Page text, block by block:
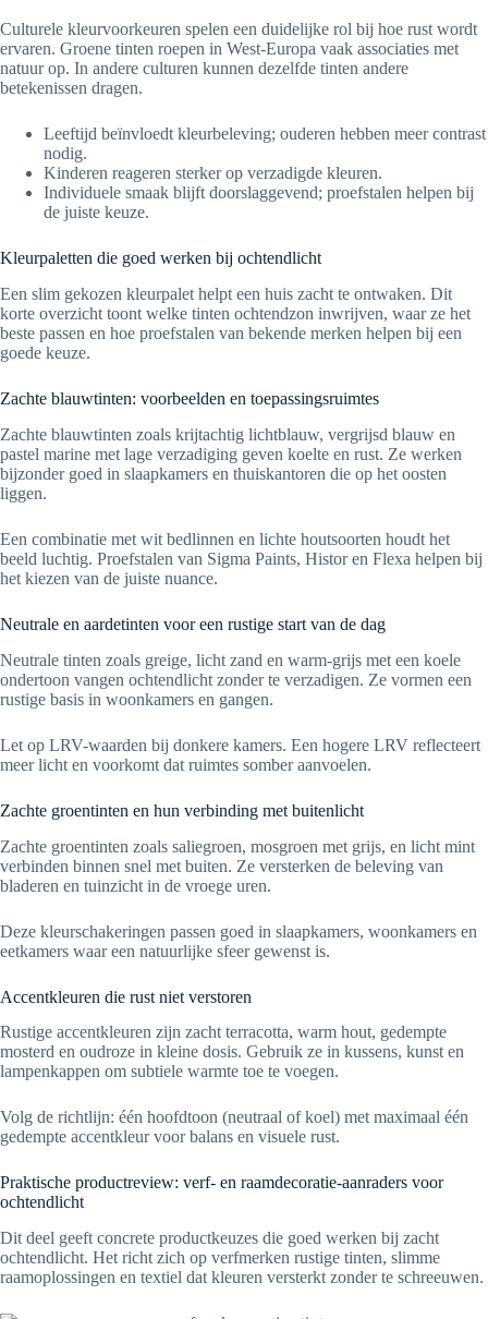
Culturele kleurvoorkeuren spelen een duidelijke rol bij hoe rust wordt
ervaren. Groene tinten roepen in West-Europa vaak associaties met
natuur op. In andere culturen kunnen dezelfde tinten andere
betekenissen dragen.
Leeftijd beïnvloedt kleurbeleving; ouderen hebben meer contrast
nodig.
Kinderen reageren sterker op verzadigde kleuren.
Individuele smaak blijft doorslaggevend; proefstalen helpen bij
de juiste keuze.
Kleurpaletten die goed werken bij ochtendlicht
Een slim gekozen kleurpalet helpt een huis zacht te ontwaken. Dit
korte overzicht toont welke tinten ochtendzon inwrijven, waar ze het
beste passen en hoe proefstalen van bekende merken helpen bij een
goede keuze.
Zachte blauwtinten: voorbeelden en toepassingsruimtes
Zachte blauwtinten zoals krijtachtig lichtblauw, vergrijsd blauw en
pastel marine met lage verzadiging geven koelte en rust. Ze werken
bijzonder goed in slaapkamers en thuiskantoren die op het oosten
liggen.
Een combinatie met wit bedlinnen en lichte houtsoorten houdt het
beeld luchtig. Proefstalen van Sigma Paints, Histor en Flexa helpen bij
het kiezen van de juiste nuance.
Neutrale en aardetinten voor een rustige start van de dag
Neutrale tinten zoals greige, licht zand en warm-grijs met een koele
ondertoon vangen ochtendlicht zonder te verzadigen. Ze vormen een
rustige basis in woonkamers en gangen.
Let op LRV-waarden bij donkere kamers. Een hogere LRV reflecteert
meer licht en voorkomt dat ruimtes somber aanvoelen.
Zachte groentinten en hun verbinding met buitenlicht
Zachte groentinten zoals saliegroen, mosgroen met grijs, en licht mint
verbinden binnen snel met buiten. Ze versterken de beleving van
bladeren en tuinzicht in de vroege uren.
Deze kleurschakeringen passen goed in slaapkamers, woonkamers en
eetkamers waar een natuurlijke sfeer gewenst is.
Accentkleuren die rust niet verstoren
Rustige accentkleuren zijn zacht terracotta, warm hout, gedempte
mosterd en oudroze in kleine dosis. Gebruik ze in kussens, kunst en
lampenkappen om subtiele warmte toe te voegen.
Volg de richtlijn: één hoofdtoon (neutraal of koel) met maximaal één
gedempte accentkleur voor balans en visuele rust.
Praktische productreview: verf- en raamdecoratie-aanraders voor
ochtendlicht
Dit deel geeft concrete productkeuzes die goed werken bij zacht
ochtendlicht. Het richt zich op verfmerken rustige tinten, slimme
raamoplossingen en textiel dat kleuren versterkt zonder te schreeuwen.